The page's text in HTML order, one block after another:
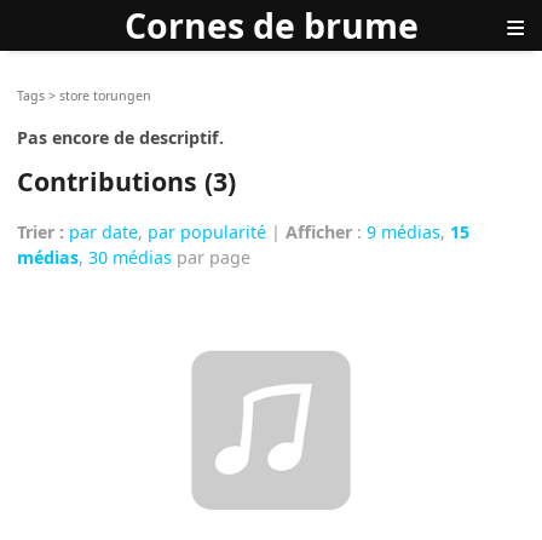
Cornes de brume ≡
Tags >store torungen
Pas encore de descriptif.
Contributions (3)
Trier : par date, par popularité |Afficher :9 médias, 15
médias,30 médias par page